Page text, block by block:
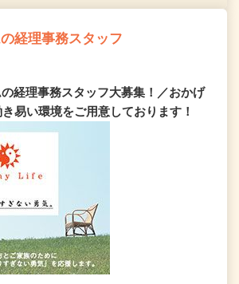
経理事務スタッフ
経理事務スタッフ大募集！／おかげ
易い環境をご用意しております！